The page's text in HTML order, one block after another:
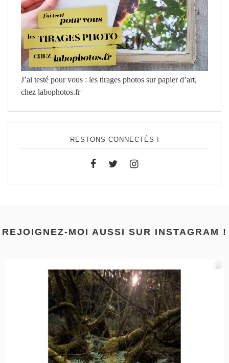
J’ai testé pour vous : les tirages photos sur papier d’art,
chez labophotos.fr
RESTONS CONNECTÉS !
REJOIGNEZ-MOI AUSSI SUR INSTAGRAM !